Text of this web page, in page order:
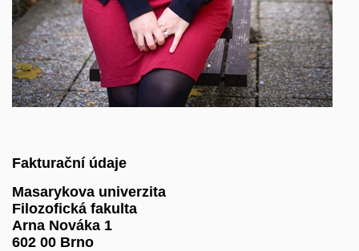
Fakturační údaje
Masarykova univerzita
Filozofická fakulta
Arna Nováka 1
602 00 Brno